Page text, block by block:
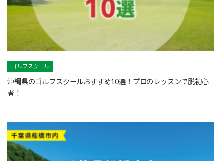
ゴルフスクール
沖縄県のゴルフスクールおすすめ10選！プロのレッスンで脱初心
者！